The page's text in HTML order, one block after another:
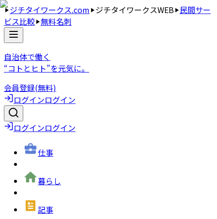
ジチタイワークス.com ジチタイワークスWEB 民間サー
ビス比較 無料名刺
自治体で働く
“コトとヒト”を元気に。
会員登録(無料)
ログインログイン
ログインログイン
仕事
暮らし
記事